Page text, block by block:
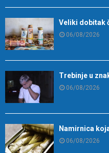
Veliki dobitak
06/08/2026
Trebinje u
06/08/2026
Namirnica
06/08/2026